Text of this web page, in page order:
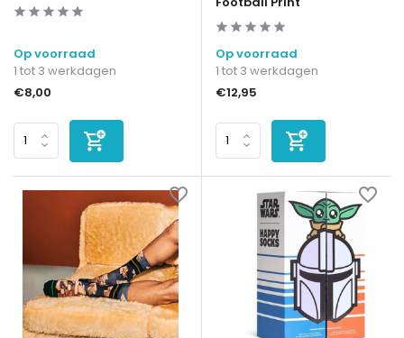
Op voorraad
1 tot 3 werkdagen
€8,00
Op voorraad
1 tot 3 werkdagen
€12,95